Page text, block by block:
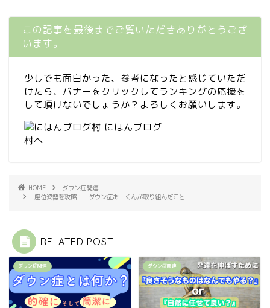
この記事を最後までご覧いただきありがとうござ
います。
少しでも面白かった、参考になったと感じていただ
けたら、バナーをクリックしてランキングの応援を
して頂けないでしょうか？よろしくお願いします。
HOME
ダウン症関連
座位姿勢を攻略！ ダウン症おーくんが取り組んだこと
RELATED POST
ダウン症関連 ダウン症関連